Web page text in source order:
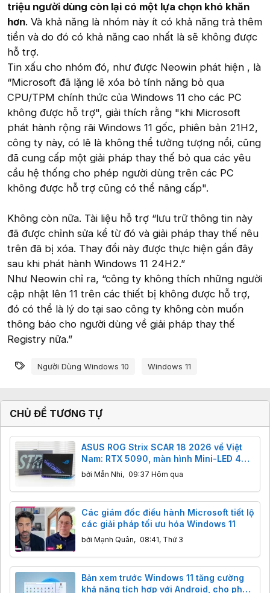
triệu người dùng còn lại có một lựa chọn khó khăn
hơn. Và khả năng là nhóm này ít có khả năng trả thêm
tiền và do đó có khả năng cao nhất là sẽ không được
hỗ trợ.
Tin xấu cho nhóm đó, như được Neowin phát hiện , là
“Microsoft đã lặng lẽ xóa bỏ tính năng bỏ qua
CPU/TPM chính thức của Windows 11 cho các PC
không được hỗ trợ", giải thích rằng "khi Microsoft
phát hành rộng rãi Windows 11 gốc, phiên bản 21H2,
công ty này, có lẽ là không thể tưởng tượng nổi, cũng
đã cung cấp một giải pháp thay thế bỏ qua các yêu
cầu hệ thống cho phép người dùng trên các PC
không được hỗ trợ cũng có thể nâng cấp".
Không còn nữa. Tài liệu hỗ trợ “lưu trữ thông tin này
đã được chỉnh sửa kể từ đó và giải pháp thay thế nêu
trên đã bị xóa. Thay đổi này được thực hiện gần đây
sau khi phát hành Windows 11 24H2.”
Như Neowin chỉ ra, “công ty không thích những người
cập nhật lên 11 trên các thiết bị không được hỗ trợ,
đó có thể là lý do tại sao công ty không còn muốn
thông báo cho người dùng về giải pháp thay thế
Registry nữa.”
Từ khóa
Người Dùng Windows 10 Windows 11
CHỦ ĐỀ TƯƠNG TỰ
ASUS ROG Strix SCAR 18 2026 về Việt
Nam: RTX 5090, màn hình Mini-LED 4K
240Hz, giá 179,99 triệu đồng
bởi Mẫn Nhi, 09:37 Hôm qua
Các giám đốc điều hành Microsoft tiết lộ
các giải pháp tối ưu hóa Windows 11
bởi Mạnh Quân, 08:41, Thứ 3
Bản xem trước Windows 11 tăng cường
khả năng tích hợp với Android, cho phép